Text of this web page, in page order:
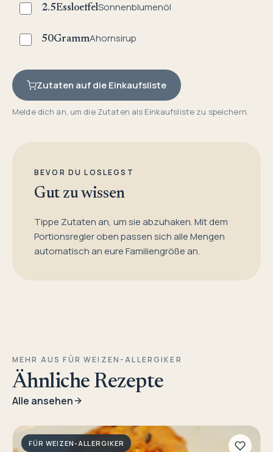
2.5EssloeffelSonnenblumenöl
50GrammAhornsirup
Zutaten auf die Einkaufsliste
Melde dich an, um die Zutaten als Einkaufsliste zu speichern.
BEVOR DU LOSLEGST
Gut zu wissen
Tippe Zutaten an, um sie abzuhaken. Mit dem
Portionsregler oben passen sich alle Mengen
automatisch an eure Familiengröße an.
MEHR AUS FÜR WEIZEN-ALLERGIKER
Ähnliche Rezepte
Alle ansehen
FÜR WEIZEN-ALLERGIKER